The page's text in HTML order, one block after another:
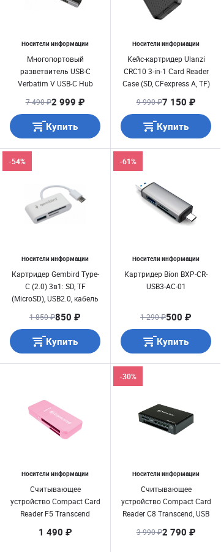
Носители информации
Многопортовый
разветвитель USB-C
Verbatim V USB-C Hub
RJ45 (49141)
7 490 ₽2 999 ₽
Купить
Носители информации
Кейс-картридер Ulanzi
CRC10 3-in-1 Card Reader
Case (SD, CFexpress A, TF)
9 990 ₽7 150 ₽
Купить
Носители информации
Картридер Gembird Type-
C (2.0) 3в1: SD, TF
(MicroSD), USB2.0, кабель
-54%
1 850 ₽850 ₽
Купить
Носители информации
Картридер Bion BXP-CR-
USB3-AC-01
-61%
1 290 ₽500 ₽
Купить
Носители информации
Считывающее
устройство Compact Card
Reader F5 Transcend
1 490 ₽
Носители информации
Считывающее
устройство Compact Card
Reader C8 Transcend, USB
-30%
3 990 ₽2 790 ₽